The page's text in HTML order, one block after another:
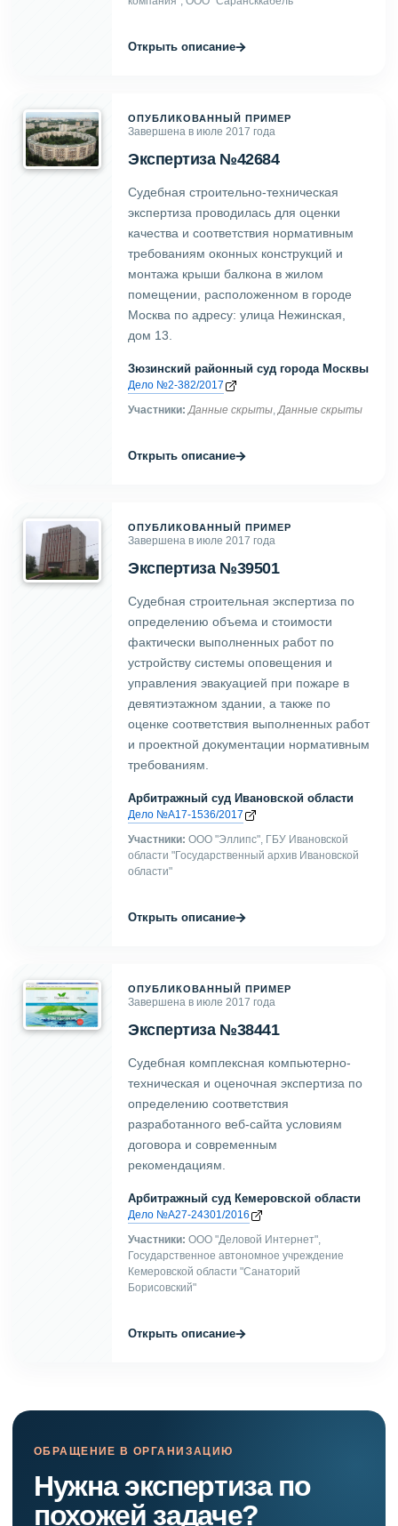
Открыть описание→
ОПУБЛИКОВАННЫЙ ПРИМЕР
Завершена в июле 2017 года
Экспертиза №42684
Судебная строительно-техническая
экспертиза проводилась для оценки
качества и соответствия нормативным
требованиям оконных конструкций и
монтажа крыши балкона в жилом
помещении, расположенном в городе
Москва по адресу: улица Нежинская,
дом 13.
Зюзинский районный суд города Москвы
Дело №2-382/2017
Участники: Данные скрыты,Данные скрыты
Открыть описание→
ОПУБЛИКОВАННЫЙ ПРИМЕР
Завершена в июле 2017 года
Экспертиза №39501
Судебная строительная экспертиза по
определению объема и стоимости
фактически выполненных работ по
устройству системы оповещения и
управления эвакуацией при пожаре в
девятиэтажном здании, а также по
оценке соответствия выполненных работ
и проектной документации нормативным
требованиям.
Арбитражный суд Ивановской области
Дело №А17-1536/2017
Участники: ООО "Эллипс", ГБУ Ивановской
области "Государственный архив Ивановской
области"
Открыть описание→
ОПУБЛИКОВАННЫЙ ПРИМЕР
Завершена в июле 2017 года
Экспертиза №38441
Судебная комплексная компьютерно-
техническая и оценочная экспертиза по
определению соответствия
разработанного веб-сайта условиям
договора и современным
рекомендациям.
Арбитражный суд Кемеровской области
Дело №А27-24301/2016
Участники: ООО "Деловой Интернет",
Государственное автономное учреждение
Кемеровской области "Санаторий
Борисовский"
Открыть описание→
ОБРАЩЕНИЕ В ОРГАНИЗАЦИЮ
Нужна экспертиза по
похожей задаче?